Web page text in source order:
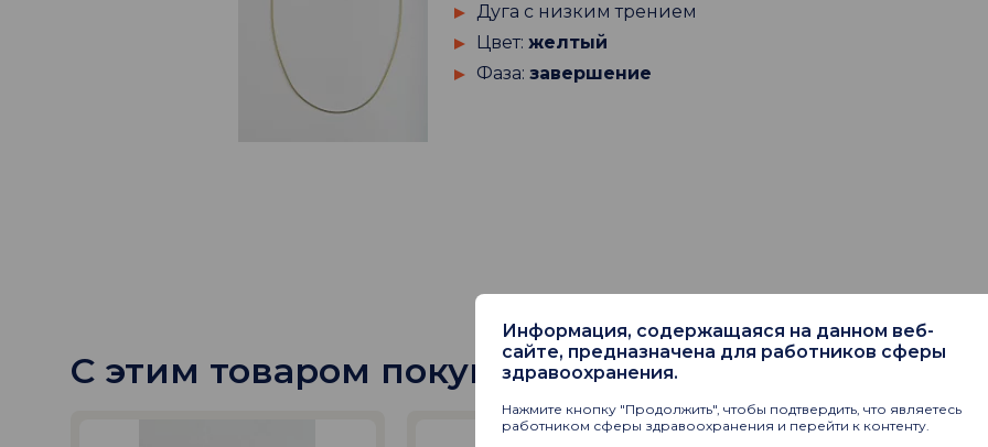
Дуга с низким трением
Цвет:желтый
Фаза:завершение
С этим товаром покупают
Информация, содержащаяся на данном веб-
сайте, предназначена для работников сферы
здравоохранения.
Нажмите кнопку "Продолжить", чтобы подтвердить, что являетесь
работником сферы здравоохранения и перейти к контенту.